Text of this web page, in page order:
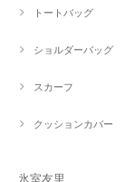
トートバッグ
ショルダーバッグ
スカーフ
クッションカバー
氷室友里